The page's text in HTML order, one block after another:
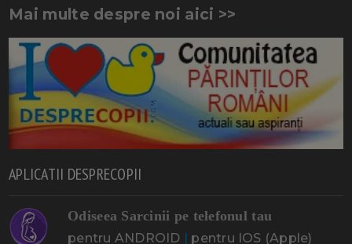
Mai multe despre noi aici >>
APLICATII DESPRECOPII
Odiseea Sarcinii pe telefonul tau
pentru ANDROID | pentru IOS (Apple)